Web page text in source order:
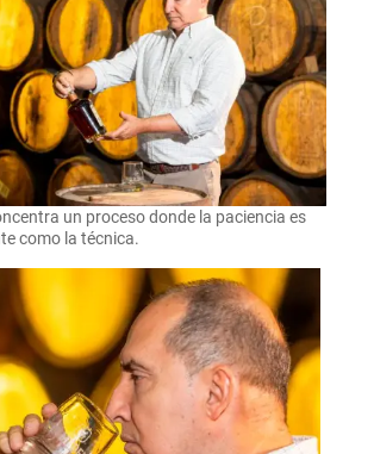
un proceso donde la paciencia es
como la técnica.